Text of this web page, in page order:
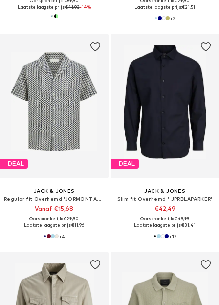
Laatste laagste prijs:€41,93-14%
Laatste laagste prijs:€21,51
+2
DEAL
JACK & JONES
Regular fit Overhemd 'JORMONTAUK'
Vanaf €15,68
Oorspronkelijk: €29,90
Laatste laagste prijs:€11,96
+4
DEAL
JACK & JONES
Slim fit Overhemd ' JPRBLAPARKER'
€42,49
Oorspronkelijk: €49,99
Laatste laagste prijs:€31,41
+12